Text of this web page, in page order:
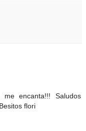
encanta!!! Saludos
flori